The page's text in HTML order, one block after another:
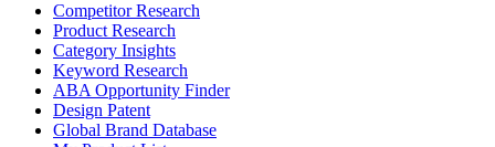
Competitor Research
Product Research
Category Insights
Keyword Research
ABA Opportunity Finder
Design Patent
Global Brand Database